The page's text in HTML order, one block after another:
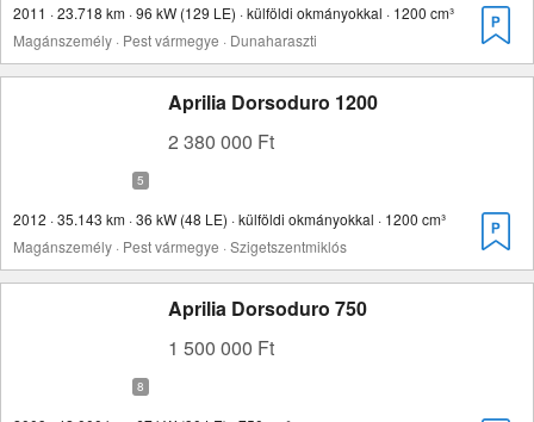
2011 · 23.718 km · 96 kW (129 LE) · külföldi okmányokkal · 1200 cm³
Magánszemély · Pest vármegye · Dunaharaszti
Aprilia Dorsoduro 1200
2 380 000 Ft
2012 · 35.143 km · 36 kW (48 LE) · külföldi okmányokkal · 1200 cm³
Magánszemély · Pest vármegye · Szigetszentmiklós
Aprilia Dorsoduro 750
1 500 000 Ft